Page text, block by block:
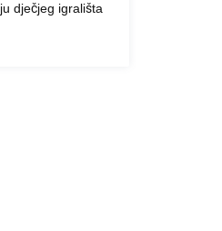
dječjeg igrališta